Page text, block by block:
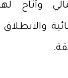
وأتاح